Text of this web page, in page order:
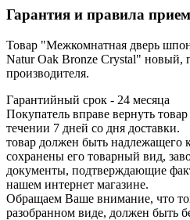
Гарантия и правила
Товар "Межкомнатная дверь
Natur Oak Bronze Сrystal" новый,
производителя.
Гарантийный срок - 24 месяца
Покупатель вправе вернуть
течении 7 дней со дня доставки.
товар должен быть надлежащего
сохранены его товарный вид,
документы, подтверждающие
нашем интернет магазине.
Обращаем Ваше внимание, что
разобранном виде, должен быть